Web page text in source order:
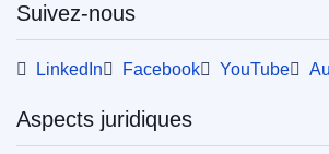
Suivez-nous
LinkedIn Facebook YouTube
Aspects juridiques